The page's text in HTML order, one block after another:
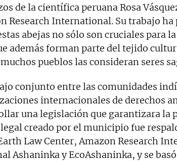
de la científica peruana Rosa
Research International. Su trabajo
abejas no sólo son cruciales para
además forman parte del tejido
pueblos las consideran seres
conjunto entre las comunidades
internacionales de derechos
una legislación que garantizara la
creado por el municipio fue
Law Center, Amazon Research
Ashaninka y EcoAshaninka, y se